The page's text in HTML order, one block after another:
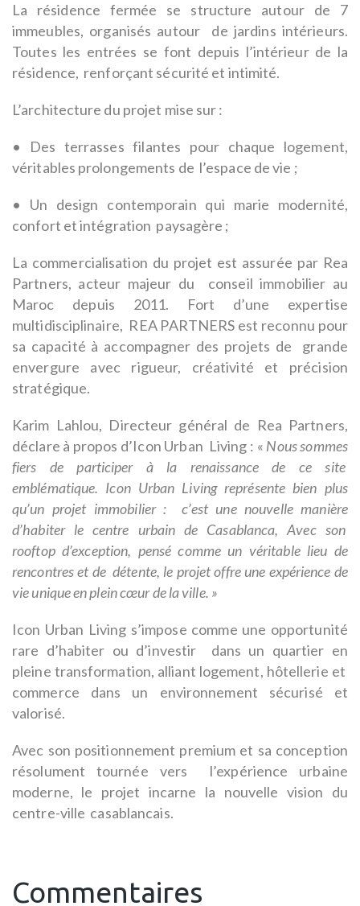
La résidence fermée se structure autour de 7
immeubles, organisés autour de jardins intérieurs.
Toutes les entrées se font depuis l’intérieur de la
résidence, renforçant sécurité et intimité.
L’architecture du projet mise sur :
• Des terrasses filantes pour chaque logement,
véritables prolongements de l’espace de vie ;
• Un design contemporain qui marie modernité,
confort et intégration paysagère ;
La commercialisation du projet est assurée par Rea
Partners, acteur majeur du conseil immobilier au
Maroc depuis 2011. Fort d’une expertise
multidisciplinaire, REA PARTNERS est reconnu pour
sa capacité à accompagner des projets de grande
envergure avec rigueur, créativité et précision
stratégique.
Karim Lahlou, Directeur général de Rea Partners,
déclare à propos d’Icon Urban Living : « Nous sommes
fiers de participer à la renaissance de ce site
emblématique. Icon Urban Living représente bien plus
qu’un projet immobilier : c’est une nouvelle manière
d’habiter le centre urbain de Casablanca, Avec son
rooftop d’exception, pensé comme un véritable lieu de
rencontres et de détente, le projet offre une expérience de
vie unique en plein cœur de la ville. »
Icon Urban Living s’impose comme une opportunité
rare d’habiter ou d’investir dans un quartier en
pleine transformation, alliant logement, hôtellerie et
commerce dans un environnement sécurisé et
valorisé.
Avec son positionnement premium et sa conception
résolument tournée vers l’expérience urbaine
moderne, le projet incarne la nouvelle vision du
centre-ville casablancais.
Commentaires